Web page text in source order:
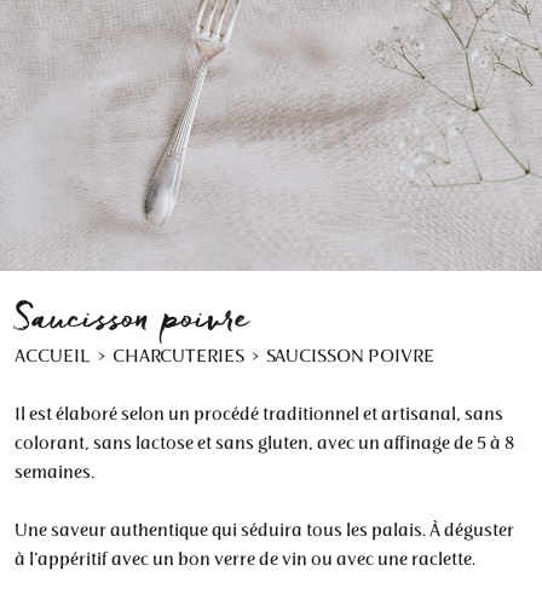
Saucisson poivre
ACCUEIL CHARCUTERIES SAUCISSON POIVRE
Il est élaboré selon un procédé traditionnel et artisanal, sans
colorant, sans lactose et sans gluten, avec un affinage de 5 à 8
semaines.
Une saveur authentique qui séduira tous les palais. À déguster
à l’appéritif avec un bon verre de vin ou avec une raclette.